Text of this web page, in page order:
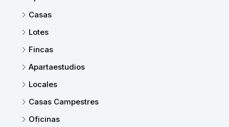
Casas
Lotes
Fincas
Apartaestudios
Locales
Casas Campestres
Oficinas